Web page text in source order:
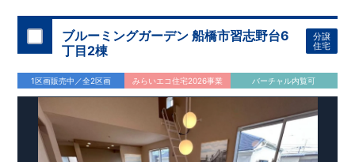
ブルーミングガーデン 船橋市習志野台6
丁目2棟
分譲
住宅
1区画販売中／全2区画 みらいエコ住宅2026事業 バーチャル内覧可